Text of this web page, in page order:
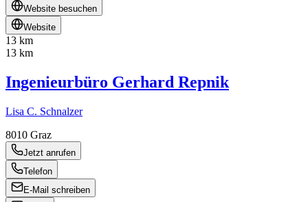
Website besuchen
Website
13 km
13 km
Ingenieurbüro Gerhard Repnik
Lisa C. Schnalzer
8010 Graz
Jetzt anrufen
Telefon
E-Mail schreiben